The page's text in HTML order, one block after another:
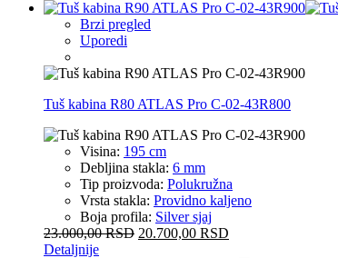
Brzi pregled
Uporedi
Tuš kabina R80 ATLAS Pro C-02-43R800
Visina: 195 cm
Debljina stakla: 6 mm
Tip proizvoda: Polukružna
Vrsta stakla: Providno kaljeno
Boja profila: Silver sjaj
23.000,00RSD 20.700,00 RSD
Detaljnije